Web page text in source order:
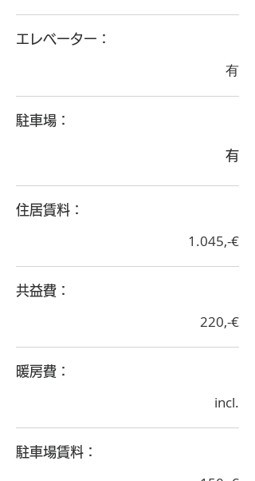
エレベーター：
有
駐車場：
有
​住居賃料：
1.045,-€
​共益費：
220,-€
​暖房費：
incl.
​駐車場賃料：